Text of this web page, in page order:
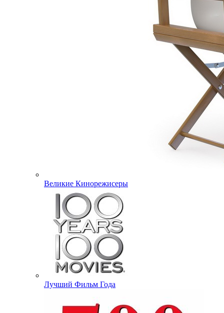
Великие Кинорежисеры
Лучший Фильм Года